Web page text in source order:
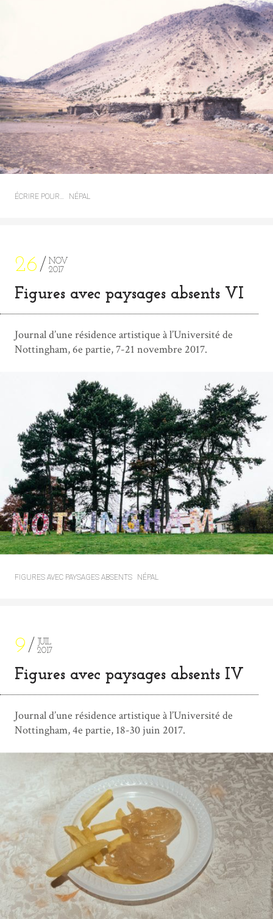
ÉCRIRE POUR… NÉPAL
26
NOV
2017
Figures avec paysages absents VI
Journal d’une résidence artistique à l’Université de
Nottingham, 6e partie, 7-21 novembre 2017.
FIGURES AVEC PAYSAGES ABSENTS NÉPAL
9
JUIL
2017
Figures avec paysages absents IV
Journal d’une résidence artistique à l’Université de
Nottingham, 4e partie, 18-30 juin 2017.